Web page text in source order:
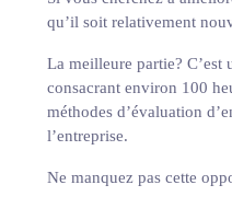
qu’il soit relativement
La meilleure partie?
consacrant environ 100
méthodes d’évaluation
l’entreprise.
Ne manquez pas cette